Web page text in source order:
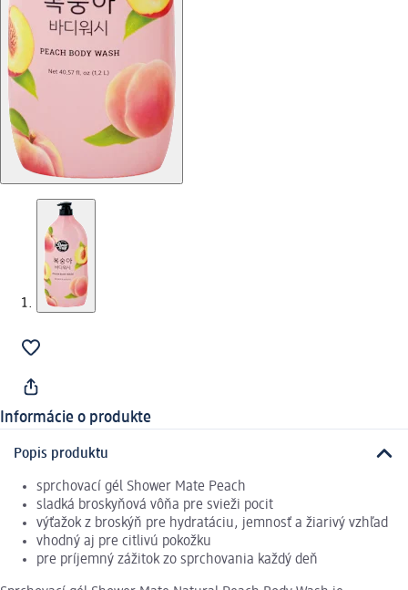
Informácie o produkte
Popis produktu
sprchovací gél Shower Mate Peach
sladká broskyňová vôňa pre svieži pocit
výťažok z broskýň pre hydratáciu, jemnosť a žiarivý vzhľad
vhodný aj pre citlivú pokožku
pre príjemný zážitok zo sprchovania každý deň